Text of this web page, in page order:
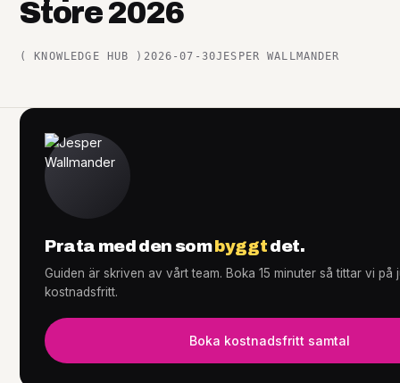
Plattformar +
Tjänster
Knowledge Hub
Store 2026
( KNOWLEDGE HUB ) 2026-07-30JESPER WALLMANDER
Prata med den sombyggtdet.
Guiden är skriven av vårt team. Boka 15 minuter så tittar vi
kostnadsfritt.
Boka kostnadsfritt samtal